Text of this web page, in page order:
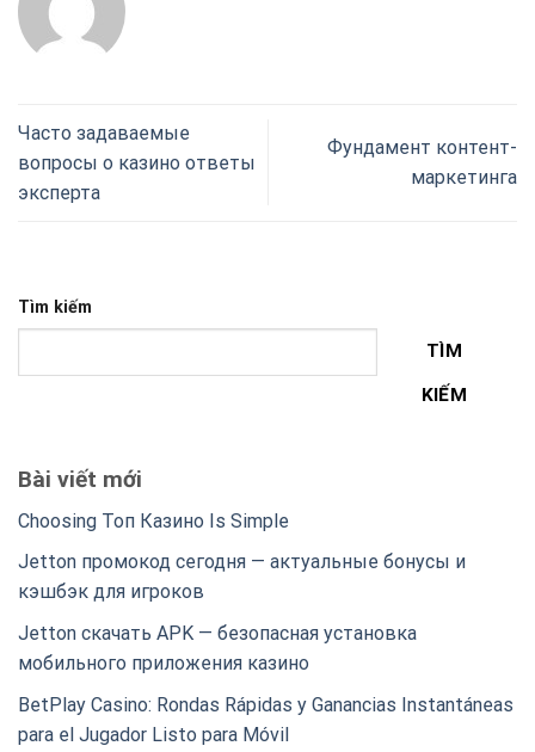
Часто задаваемые
вопросы о казино ответы
эксперта
Фундамент контент-
маркетинга
Tìm kiếm
TÌM
KIẾM
Bài viết mới
Choosing Топ Казино Is Simple
Jetton промокод сегодня — актуальные бонусы и
кэшбэк для игроков
Jetton скачать APK — безопасная установка
мобильного приложения казино
BetPlay Casino: Rondas Rápidas y Ganancias Instantáneas
para el Jugador Listo para Móvil